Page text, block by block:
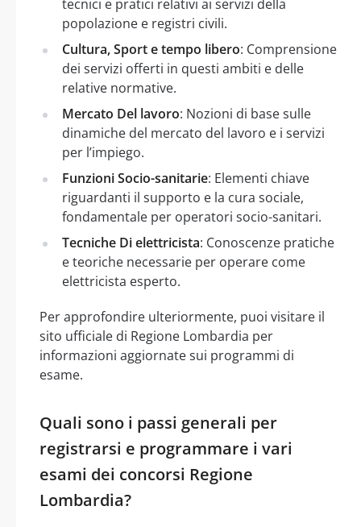
tecnici e pratici relativi ai servizi della
popolazione e registri civili.
Cultura, Sport e tempo libero: Comprensione
dei servizi offerti in questi ambiti e delle
relative normative.
Mercato Del lavoro: Nozioni di base sulle
dinamiche del mercato del lavoro e i servizi
per l’impiego.
Funzioni Socio-sanitarie: Elementi chiave
riguardanti il supporto e la cura sociale,
fondamentale per operatori socio-sanitari.
Tecniche Di elettricista: Conoscenze pratiche
e teoriche necessarie per operare come
elettricista esperto.
Per approfondire ulteriormente, puoi visitare il
sito ufficiale di Regione Lombardia per
informazioni aggiornate sui programmi di
esame.
Quali sono i passi generali per
registrarsi e programmare i vari
esami dei concorsi Regione
Lombardia?